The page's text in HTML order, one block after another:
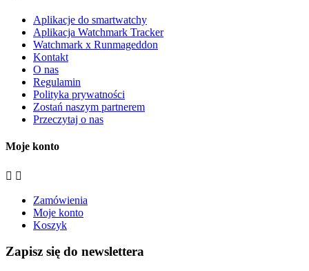
Aplikacje do smartwatchy
Aplikacja Watchmark Tracker
Watchmark x Runmageddon
Kontakt
O nas
Regulamin
Polityka prywatności
Zostań naszym partnerem
Przeczytaj o nas
Moje konto
 
Zamówienia
Moje konto
Koszyk
Zapisz się do newslettera